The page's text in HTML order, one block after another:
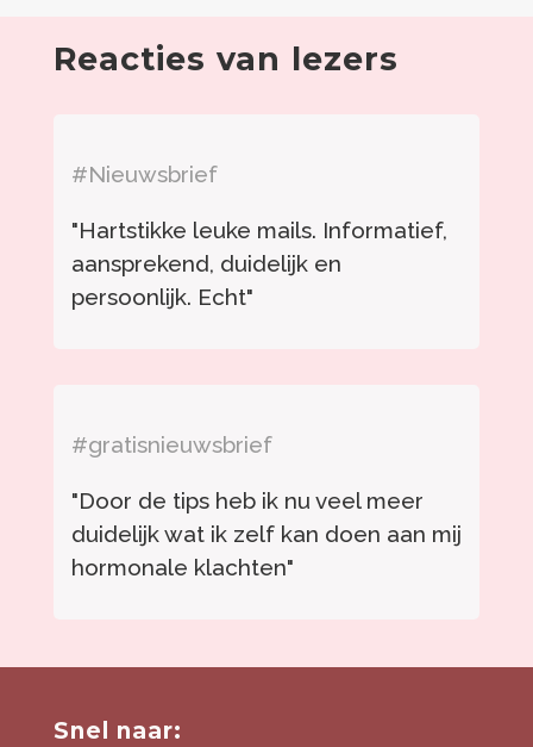
Reacties van lezers
#Nieuwsbrief
"Hartstikke leuke mails. Informatief,
aansprekend, duidelijk en
persoonlijk. Echt"
#gratisnieuwsbrief
"Door de tips heb ik nu veel meer
duidelijk wat ik zelf kan doen aan mij
hormonale klachten"
Snel naar: